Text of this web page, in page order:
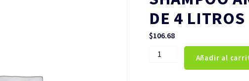
DE 4 LITROS
$106.68
SHAMPOO
Añadir al